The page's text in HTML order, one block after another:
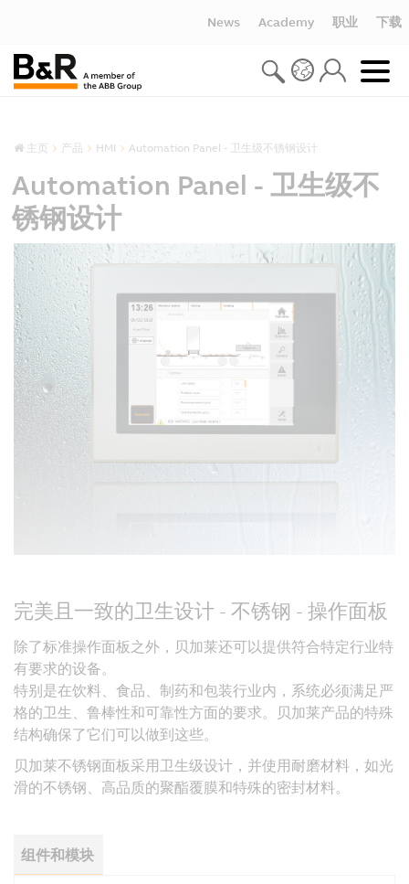
News Academy 职业 下载
主页 产品 HMI Automation Panel - 卫生级不锈钢设计
Automation Panel - 卫生级不
锈钢设计
完美且一致的卫生设计 - 不锈钢 - 操作面板
除了标准操作面板之外，贝加莱还可以提供符合特定行业特
有要求的设备。
特别是在饮料、食品、制药和包装行业内，系统必须满足严
格的卫生、鲁棒性和可靠性方面的要求。贝加莱产品的特殊
结构确保了它们可以做到这些。
贝加莱不锈钢面板采用卫生级设计，并使用耐磨材料，如光
滑的不锈钢、高品质的聚酯覆膜和特殊的密封材料。
组件和模块